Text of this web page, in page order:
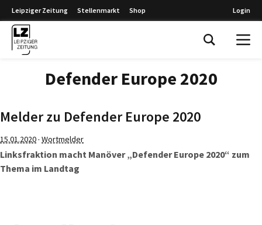
Leipziger Zeitung Stellenmarkt Shop Login
Defender Europe 2020
Melder zu Defender Europe 2020
15.01.2020· Wortmelder
Linksfraktion macht Manöver „Defender Europe 2020“ zum
Thema im Landtag